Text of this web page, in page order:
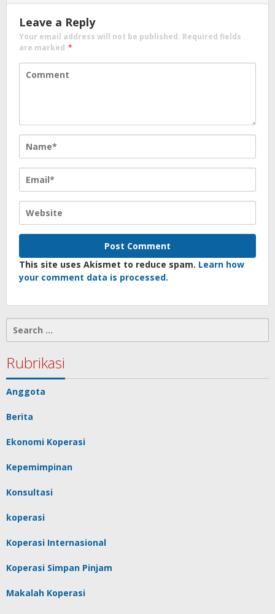
Leave a Reply
Your email address will not be published. Required fields
are marked *
This site uses Akismet to reduce spam. Learn how
your comment data is processed.
for:
Rubrikasi
Anggota
Berita
Ekonomi Koperasi
Kepemimpinan
Konsultasi
koperasi
Koperasi Internasional
Koperasi Simpan Pinjam
Makalah Koperasi